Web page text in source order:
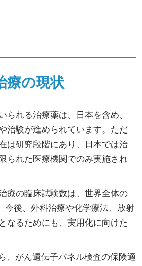
療の現状
られる治療薬は、日本を含め、
治験が進められています。ただ
は研究段階にあり、日本では治
られた医療機関でのみ実施され
療の臨床試験数は、世界全体の
今後、外科治療や化学療法、放射
なるためにも、実用化に向けた
、がん遺伝子パネル検査の保険適